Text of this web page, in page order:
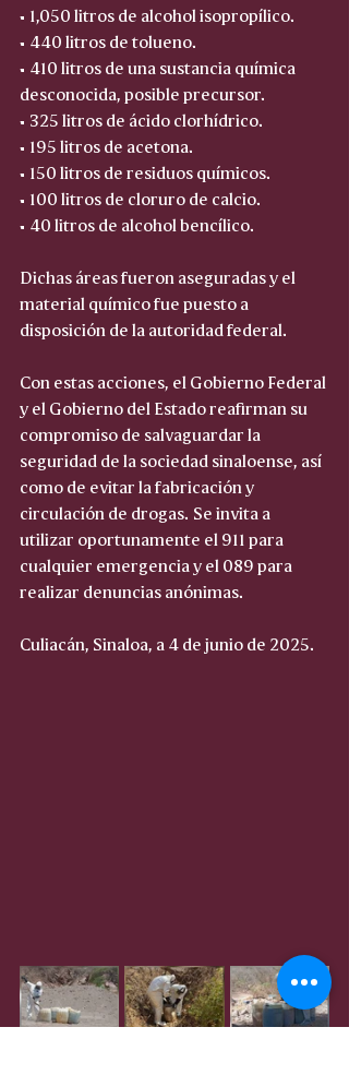
• 1,050 litros de alcohol isopropílico.
• 440 litros de tolueno.
• 410 litros de una sustancia química
desconocida, posible precursor.
• 325 litros de ácido clorhídrico.
• 195 litros de acetona.
• 150 litros de residuos químicos.
• 100 litros de cloruro de calcio.
• 40 litros de alcohol bencílico.
Dichas áreas fueron aseguradas y el
material químico fue puesto a
disposición de la autoridad federal.
Con estas acciones, el Gobierno Federal
y el Gobierno del Estado reafirman su
compromiso de salvaguardar la
seguridad de la sociedad sinaloense, así
como de evitar la fabricación y
circulación de drogas. Se invita a
utilizar oportunamente el 911 para
cualquier emergencia y el 089 para
realizar denuncias anónimas.
Culiacán, Sinaloa, a 4 de junio de 2025.